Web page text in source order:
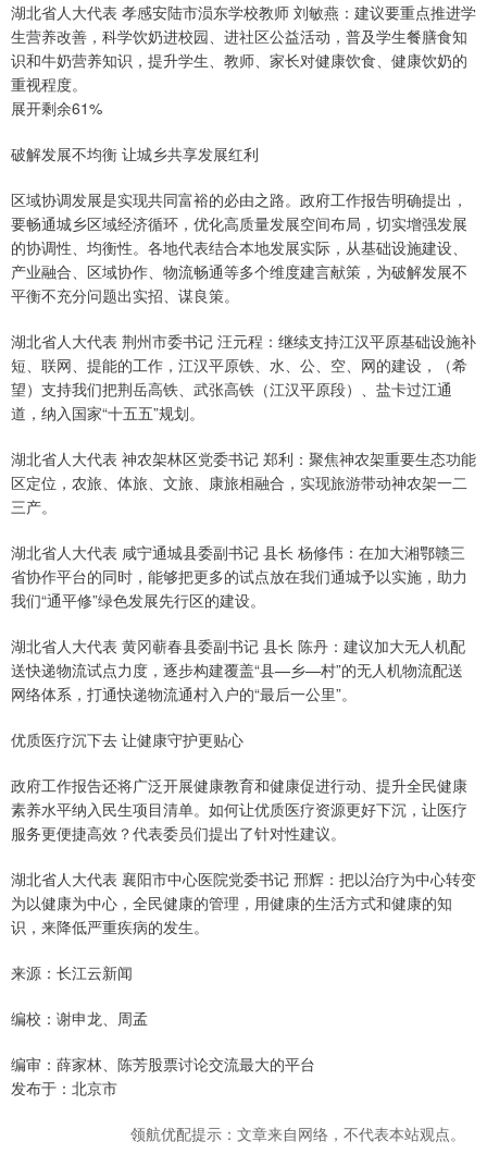
湖北省人大代表 孝感安陆市涢东学校教师 刘敏燕：建议要重点推进学
生营养改善，科学饮奶进校园、进社区公益活动，普及学生餐膳食知
识和牛奶营养知识，提升学生、教师、家长对健康饮食、健康饮奶的
重视程度。
展开剩余61%
破解发展不均衡 让城乡共享发展红利
区域协调发展是实现共同富裕的必由之路。政府工作报告明确提出，
要畅通城乡区域经济循环，优化高质量发展空间布局，切实增强发展
的协调性、均衡性。各地代表结合本地发展实际，从基础设施建设、
产业融合、区域协作、物流畅通等多个维度建言献策，为破解发展不
平衡不充分问题出实招、谋良策。
湖北省人大代表 荆州市委书记 汪元程：继续支持江汉平原基础设施补
短、联网、提能的工作，江汉平原铁、水、公、空、网的建设，（希
望）支持我们把荆岳高铁、武张高铁（江汉平原段）、盐卡过江通
道，纳入国家“十五五”规划。
湖北省人大代表 神农架林区党委书记 郑利：聚焦神农架重要生态功能
区定位，农旅、体旅、文旅、康旅相融合，实现旅游带动神农架一二
三产。
湖北省人大代表 咸宁通城县委副书记 县长 杨修伟：在加大湘鄂赣三
省协作平台的同时，能够把更多的试点放在我们通城予以实施，助力
我们“通平修”绿色发展先行区的建设。
湖北省人大代表 黄冈蕲春县委副书记 县长 陈丹：建议加大无人机配
送快递物流试点力度，逐步构建覆盖“县—乡—村”的无人机物流配送
网络体系，打通快递物流通村入户的“最后一公里”。
优质医疗沉下去 让健康守护更贴心
政府工作报告还将广泛开展健康教育和健康促进行动、提升全民健康
素养水平纳入民生项目清单。如何让优质医疗资源更好下沉，让医疗
服务更便捷高效？代表委员们提出了针对性建议。
湖北省人大代表 襄阳市中心医院党委书记 邢辉：把以治疗为中心转变
为以健康为中心，全民健康的管理，用健康的生活方式和健康的知
识，来降低严重疾病的发生。
来源：长江云新闻
编校：谢申龙、周孟
编审：薛家林、陈芳股票讨论交流最大的平台
发布于：北京市
领航优配提示：文章来自网络，不代表本站观点。